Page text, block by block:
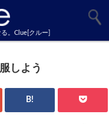
。Clue[クルー]
しよう
B!